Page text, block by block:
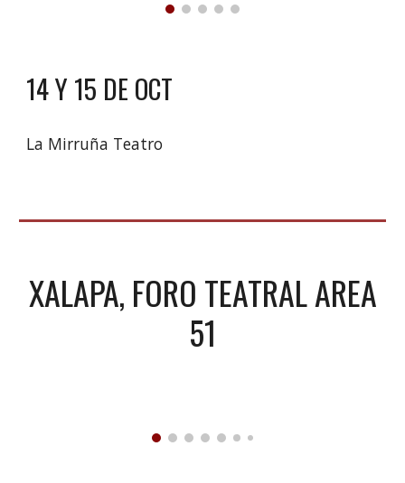
14 Y 15 DE OCT
La Mirruña Teatro
XALAPA, FORO TEATRAL AREA
51